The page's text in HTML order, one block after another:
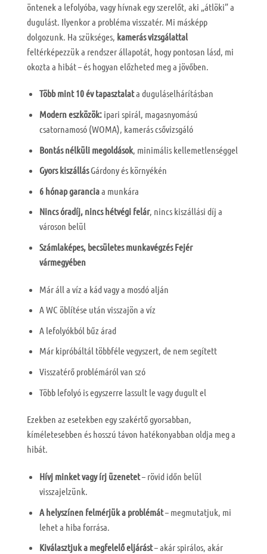
öntenek a lefolyóba, vagy hívnak egy szerelőt, aki „átlöki” a
dugulást. Ilyenkor a probléma visszatér. Mi másképp
dolgozunk. Ha szükséges, kamerás vizsgálattal
feltérképezzük a rendszer állapotát, hogy pontosan lásd, mi
okozta a hibát – és hogyan előzheted meg a jövőben.
Több mint 10 év tapasztalata duguláselhárításban
Modern eszközök:ipari spirál, magasnyomású
csatornamosó (WOMA), kamerás csővizsgáló
Bontás nélküli megoldások, minimális kellemetlenséggel
Gyors kiszállásGárdony és környékén
6 hónap garanciaa munkára
Nincs óradíj, nincs hétvégi felár, nincs kiszállási díj a
városon belül
Számlaképes, becsületes munkavégzés Fejér
vármegyében
Már áll a víz a kád vagy a mosdó alján
A WC öblítése után visszajön a víz
A lefolyókból bűz árad
Már kipróbáltál többféle vegyszert, de nem segített
Visszatérő problémáról van szó
Több lefolyó is egyszerre lassult le vagy dugult el
Ezekben az esetekben egy szakértő gyorsabban,
kíméletesebben és hosszú távon hatékonyabban oldja meg a
hibát.
Hívj minket vagy írj üzenetet– rövid időn belül
visszajelzünk.
A helyszínen felmérjük a problémát– megmutatjuk, mi
lehet a hiba forrása.
Kiválasztjuk a megfelelő eljárást– akár spirálos, akár